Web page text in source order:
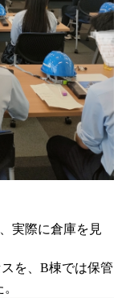
実際に倉庫を見
を、 B棟では保管